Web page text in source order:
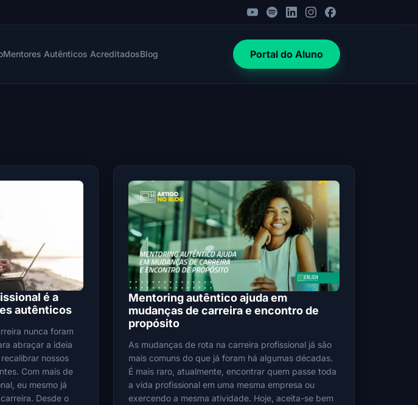
Mentores Autênticos AcreditadosBlog Portal do Aluno
é a
autênticos
nunca foram
abraçar a ideia
nossos
Com mais de
eu mesmo já
Desde o
Mentoring autêntico ajuda em
mudanças de carreira e encontro de
propósito
As mudanças de rota na carreira profissional já são
mais comuns do que já foram há algumas décadas.
É mais raro, atualmente, encontrar quem passe toda
a vida profissional em uma mesma empresa ou
exercendo a mesma atividade. Hoje, aceita-se bem